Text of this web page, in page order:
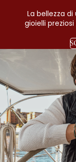
La bellezza
gioielli